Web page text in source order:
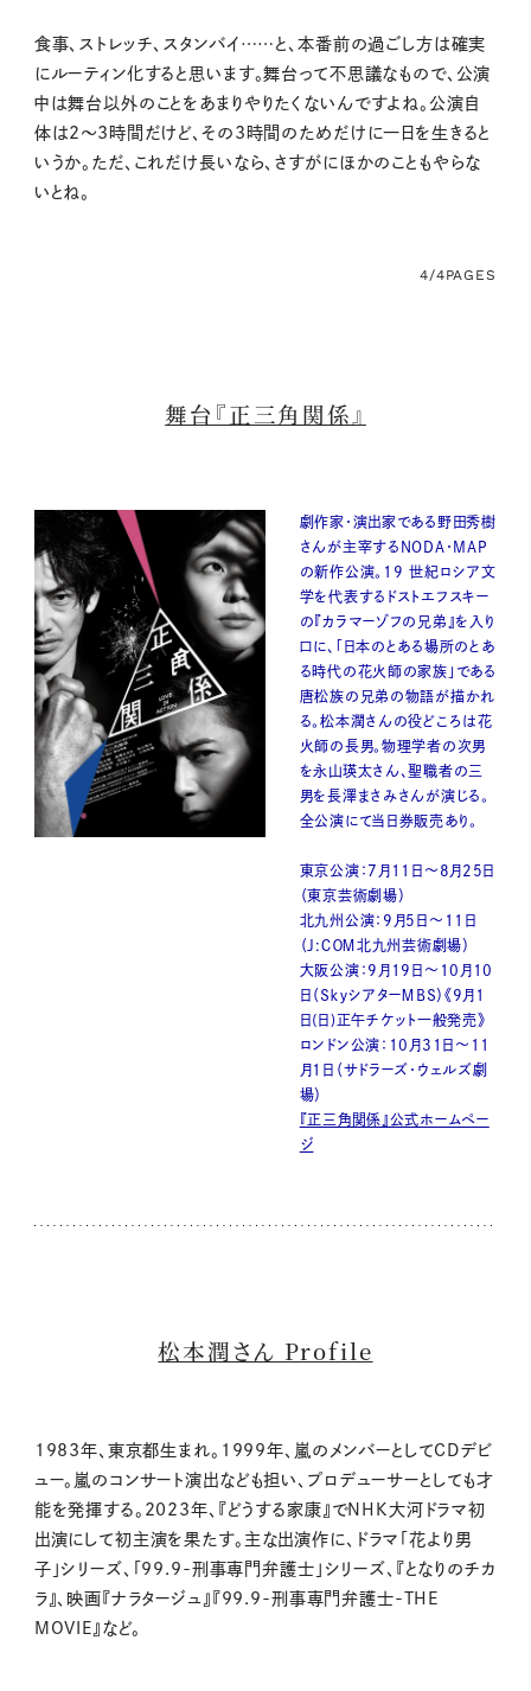
食事、ストレッチ、スタンバイ……と、本番前の過ごし方は確実
にルーティン化すると思います。舞台って不思議なもので、公演
中は舞台以外のことをあまりやりたくないんですよね。公演自
体は2〜3時間だけど、その3時間のためだけに一日を生きると
いうか。ただ、これだけ長いなら、さすがにほかのこともやらな
いとね。
4/4PAGES
舞台『正三角関係』
劇作家・演出家である野田秀樹
さんが主宰するNODA・MAP
の新作公演。19 世紀ロシア文
学を代表するドストエフスキー
の『カラマーゾフの兄弟』を入り
口に、「日本のとある場所のとあ
る時代の花火師の家族」である
唐松族の兄弟の物語が描かれ
る。松本潤さんの役どころは花
火師の長男。物理学者の次男
を永山瑛太さん、聖職者の三
男を長澤まさみさんが演じる。
全公演にて当日券販売あり。
東京公演：7月11日〜8月25日
（東京芸術劇場）
北九州公演：9月5日〜11日
（Ｊ:ＣＯＭ北九州芸術劇場）
大阪公演：9月19日〜10月10
日（ＳｋｙシアターＭＢＳ）《9月1
日(日)正午チケット一般発売》
ロンドン公演：10月31日〜11
月1日（サドラーズ・ウェルズ劇
場）
『正三角関係』公式ホームペー
ジ
松本潤さん Profile
1983年、東京都生まれ。1999年、嵐のメンバーとしてCDデビ
ュー。嵐のコンサート演出なども担い、プロデューサーとしても才
能を発揮する。2023年、『どうする家康』でNHK大河ドラマ初
出演にして初主演を果たす。主な出演作に、ドラマ「花より男
子」シリーズ、「99.9-刑事専門弁護士」シリーズ、『となりのチカ
ラ』、映画『ナラタージュ』『99.9-刑事専門弁護士-THE
MOVIE』など。